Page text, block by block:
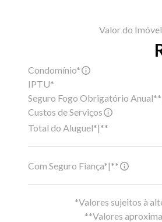
Valor do Imóvel
Condomínio*
IPTU*
Seguro Fogo Obrigatório Anual**
Custos de Serviços
Total do Aluguel*|**
Com Seguro Fiança*|**
*Valores sujeitos à
**Valores